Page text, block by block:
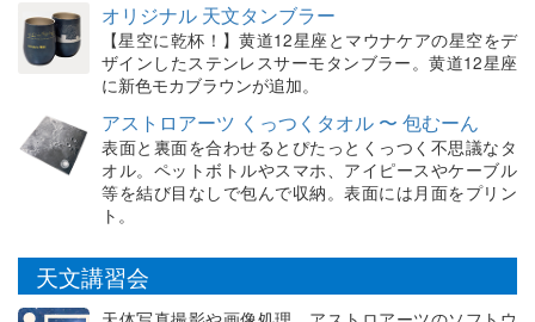
オリジナル 天文タンブラー
【星空に乾杯！】黄道12星座とマウナケアの星空をデ
ザインしたステンレスサーモタンブラー。黄道12星座
に新色モカブラウンが追加。
アストロアーツ くっつくタオル 〜 包むーん
表面と裏面を合わせるとぴたっとくっつく不思議なタ
オル。ペットボトルやスマホ、アイピースやケーブル
等を結び目なしで包んで収納。表面には月面をプリン
ト。
天文講習会